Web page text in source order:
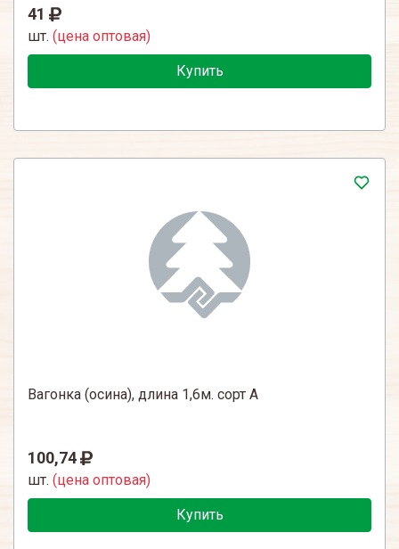
41
шт. (цена оптовая)
Купить
Вагонка (осина), длина 1,6м. сорт А
100,74
шт. (цена оптовая)
Купить